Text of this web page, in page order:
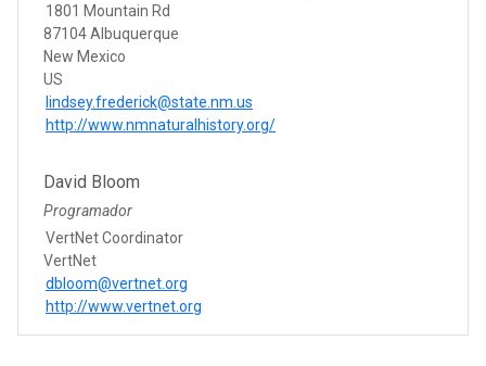
1801 Mountain Rd
87104 Albuquerque
New Mexico
US
lindsey.frederick@state.nm.us
http://www.nmnaturalhistory.org/
David Bloom
Programador
VertNet Coordinator
VertNet
dbloom@vertnet.org
http://www.vertnet.org